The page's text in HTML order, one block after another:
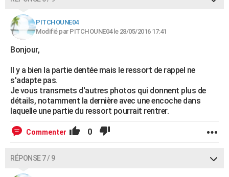
PITCHOUNE04
Modifié par PITCHOUNE04 le 28/05/2016 17:41
Bonjour,
Il y a bien la partie dentée mais le ressort de rappel ne
s'adapte pas.
Je vous transmets d'autres photos qui donnent plus de
détails, notamment la dernière avec une encoche dans
laquelle une partie du ressort pourrait rentrer.
Commenter 0
RÉPONSE 7 / 9